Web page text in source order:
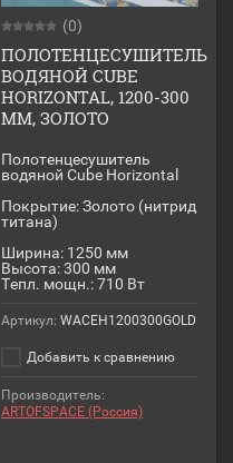
(0)
ПОЛОТЕНЦЕСУШИТЕЛЬ
ВОДЯНОЙ CUBE
HORIZONTAL, 1200-300
ММ, ЗОЛОТО
Полотенцесушитель
водяной Cube Horizontal
Покрытие: Золото (нитрид
титана)
Ширина: 1250 мм
Высота: 300 мм
Тепл. мощн.: 710 Вт
Артикул: WACEH1200300GOLD
Добавить к сравнению
Производитель:
ARTOFSPACE (Россия)